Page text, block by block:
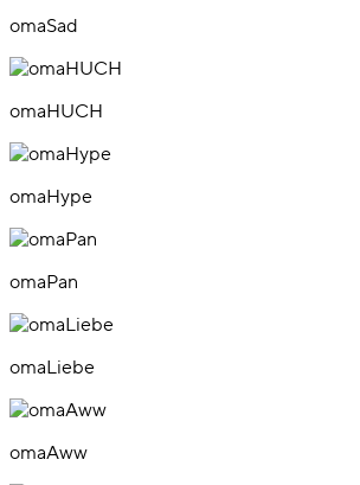
omaSad
omaHUCH
omaHype
omaPan
omaLiebe
omaAww